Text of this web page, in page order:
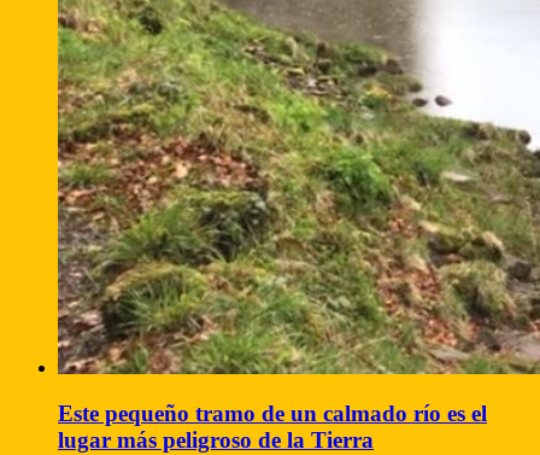
Este pequeño tramo de un calmado río es el
lugar más peligroso de la Tierra